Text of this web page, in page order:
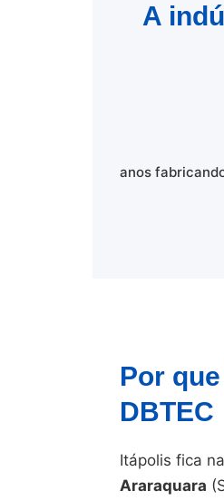
A
anos
Por
DBTEC
Itápolis fica na
Araraquara